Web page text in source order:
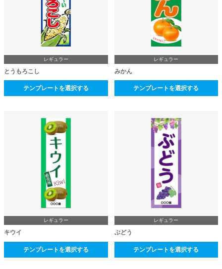
レギュラー
とうもろこし
テンプレートを選択する
レギュラー
みかん
テンプレートを選択する
レギュラー
キウイ
テンプレートを選択する
レギュラー
ぶどう
テンプレートを選択する